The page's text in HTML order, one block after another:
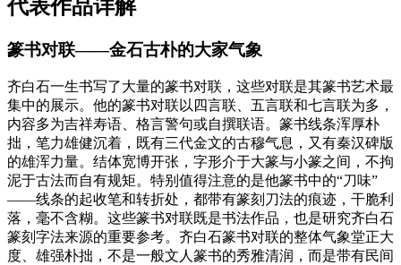
代表作品详解
篆书对联——金石古朴的大家气象
齐白石一生书写了大量的篆书对联，这些对联是其篆书艺术最
集中的展示。他的篆书对联以四言联、五言联和七言联为多，
内容多为吉祥寿语、格言警句或自撰联语。篆书线条浑厚朴
拙，笔力雄健沉着，既有三代金文的古穆气息，又有秦汉碑版
的雄浑力量。结体宽博开张，字形介于大篆与小篆之间，不拘
泥于古法而自有规矩。特别值得注意的是他篆书中的“刀味”
——线条的起收笔和转折处，都带有篆刻刀法的痕迹，干脆利
落，毫不含糊。这些篆书对联既是书法作品，也是研究齐白石
篆刻字法来源的重要参考。齐白石篆书对联的整体气象堂正大
度、雄强朴拙，不是一般文人篆书的秀雅清润，而是带有民间